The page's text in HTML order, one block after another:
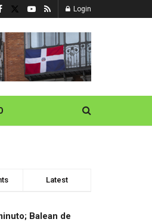
Login
Latest
Balean de